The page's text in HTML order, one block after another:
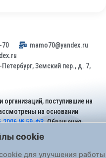
70
mamo70@yandex.ru
Петербург, Земский пер., д. 7,
поступившие на
на основании
№ 59-ФЗ. Обращения
портал «Госуслуги» (ЕПГУ)
паспорта.
cookie
для улучшения работы